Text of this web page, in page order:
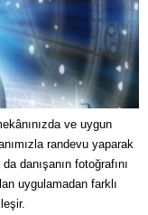
ve uygun
randevu yaparak
danışanın fotoğrafını
uygulamadan farklı